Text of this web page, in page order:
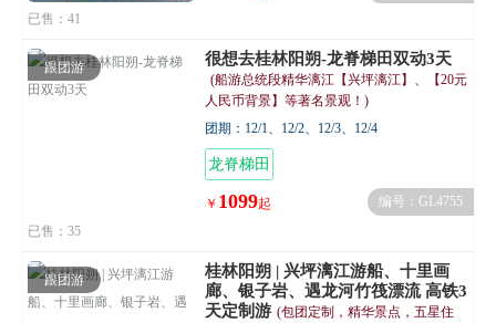
已售：41
跟团游 很想去桂林阳朔-龙脊梯田双动3天
(船游总统段精华漓江【兴坪漓江】、【20元
人民币背景】等著名景观！)
团期：12/1、12/2、12/3、12/4
龙脊梯田
￥ 1099起
编号：GL4755
已售：35
跟团游
桂林阳朔 | 兴坪漓江游船、十里画
廊、银子岩、遇龙河竹筏漂流 高铁3
天定制游 (包团定制，精华景点，五星住